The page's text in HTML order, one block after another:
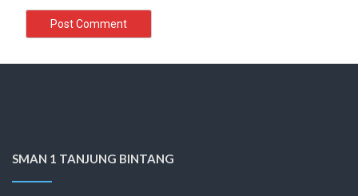
SMAN 1 TANJUNG BINTANG